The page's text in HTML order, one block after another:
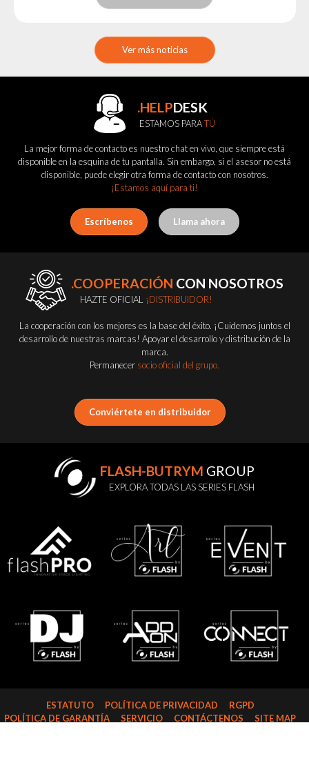
Ver más noticias
.HELPDESK
ESTAMOS PARATÚ
La mejor forma de contacto es nuestro chat en vivo, que siempre está
disponible en la esquina de tu pantalla. Sin embargo, si el asesor no está
disponible, puede elegir otra forma de contacto con nosotros.
¡Estamos aquí para ti!
Escríbenos Llama ahora
.COOPERACIÓN CON NOSOTROS
HAZTE OFICIAL ¡DISTRIBUIDOR!
La cooperación con los mejores es la base del éxito. ¡Cuidemos juntos el
desarrollo de nuestras marcas! Apoyar el desarrollo y distribución de la
marca.
Permanecer socio oficial del grupo.
Conviértete en distribuidor
FLASH-BUTRYM GROUP
EXPLORA TODAS LAS SERIES FLASH
ESTATUTO POLÍTICA DE PRIVACIDAD
RGPD
POLÍTICA DE GARANTÍA
SERVICIO CONTÁCTENOS SITE MAP